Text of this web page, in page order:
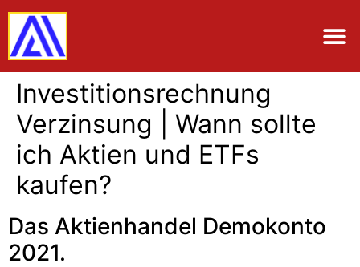
Investitionsrechnung
Verzinsung | Wann sollte
ich Aktien und ETFs
kaufen?
Das Aktienhandel Demokonto
2021.